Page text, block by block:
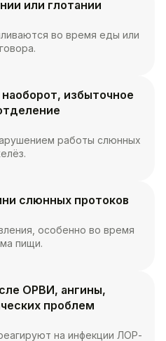
или глотании
во время еды или
избыточное
работы слюнных
слюнных протоков
особенно во время
пищи.
ОРВИ, ангины,
проблем
на инфекции ЛОР-